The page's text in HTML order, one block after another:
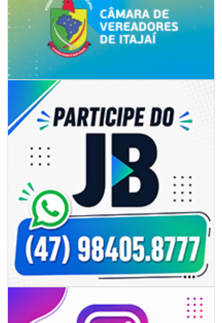
05/08/2026 | 07:00
Rede Municipal de Ensino inicia entrega de novos uniformes para
merendeiras
GERAL
05/08/2026 | 07:00
Sorveteria do Norte de SC expande e abre primeira unidade em
Florianópolis